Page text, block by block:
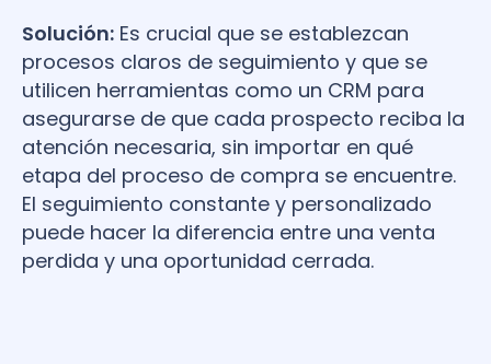
Solución: Es crucial que se establezcan
procesos claros de seguimiento y que se
utilicen herramientas como un CRM para
asegurarse de que cada prospecto reciba la
atención necesaria, sin importar en qué
etapa del proceso de compra se encuentre.
El seguimiento constante y personalizado
puede hacer la diferencia entre una venta
perdida y una oportunidad cerrada.